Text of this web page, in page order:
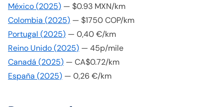
México(2025) — $0.93 MXN/km
Colombia (2025) — $1750 COP/km
Portugal (2025) — 0,40 €/km
Reino Unido(2025) — 45p/mile
Canadá (2025) — CA$0.72/km
España (2025) — 0,26 €/km